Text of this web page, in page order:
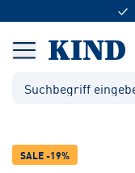
SALE -19%